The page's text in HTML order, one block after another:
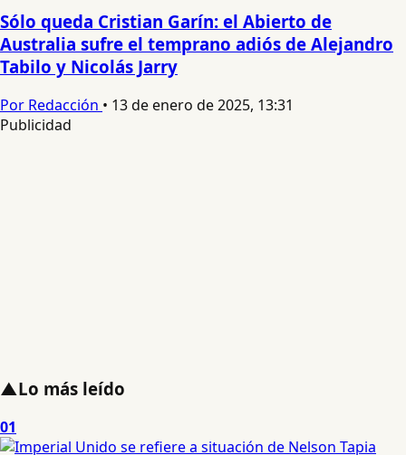
Sólo queda Cristian Garín: el Abierto de
Australia sufre el temprano adiós de Alejandro
Tabilo y Nicolás Jarry
Por Redacción • 13 de enero de 2025, 13:31
Publicidad
▲Lo más leído
01